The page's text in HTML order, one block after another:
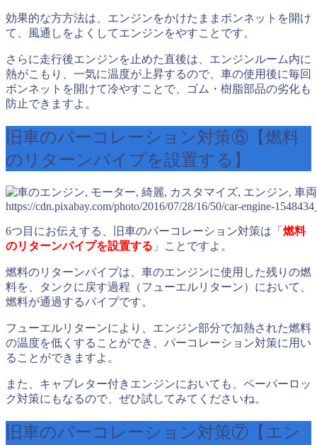
効果的な方方法は、エンジンをかけたままボンネットを開け
て、風通しをよくしてエンジンをやすことです。
さらに走行後エンジンを止めた直後は、エンジンルーム内に
熱がこもり、一気に温度が上昇するので、車の使用後に毎回
ボンネットを開けて冷やすことで、ゴム・樹脂部品の劣化も
防止できますよ。
旧車のパーコレーション対策⑥【燃料
のリターンパイプを設置する】
https://cdn.pixabay.com/photo/2016/07/28/16/50/car-engine-
6つ目にお伝えする、旧車のパーコレーション対策は「 燃料
のリターンパイプを設置する 」ことですよ。
燃料のリターンパイプは、車のエンジンに使用した残りの燃
料を、タンクに戻す過程（フューエルリターン）において、
燃料が通過するパイプです。
フューエルリターンにより、エンジン部分で加熱された燃料
の温度を低くすることができ、パーコレーション対策に用い
ることができますよ。
また、キャブレター付きエンジンにおいても、ペーパーロッ
ク対策にもなるので、ぜひ試してみてくださいね。
旧車のパーコレーション対策⑦【エン